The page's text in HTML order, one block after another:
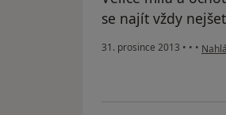
se najít vždy
31. prosince 2013 • • •